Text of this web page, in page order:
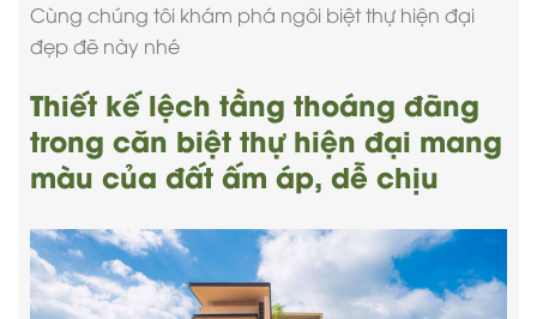
Cùng chúng tôi khám phá ngôi biệt thự hiện đại
đẹp đẽ này nhé
Thiết kế lệch tầng thoáng đãng
trong căn biệt thự hiện đại mang
màu của đất ấm áp, dễ chịu